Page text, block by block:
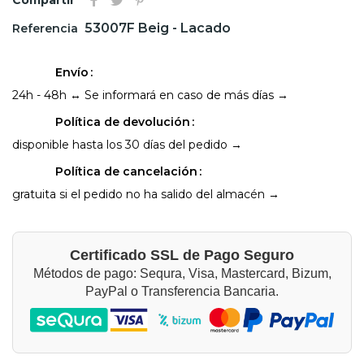
Referencia 53007F Beig - Lacado
Envío
24h - 48h ↔ Se informará en caso de más días →
Política de devolución
disponible hasta los 30 días del pedido →
Política de cancelación
gratuita si el pedido no ha salido del almacén →
Certificado SSL de Pago Seguro
Métodos de pago: Sequra, Visa, Mastercard, Bizum,
PayPal o Transferencia Bancaria.